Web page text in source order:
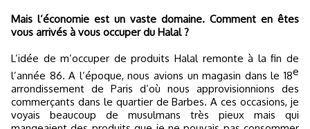
Mais l’économie est un vaste domaine. Comment en êtes
vous arrivés à vous occuper du Halal ?
L’idée de m’occuper de produits Halal remonte à la fin de
l’année 86. A l’époque, nous avions un magasin dans le 18e
arrondissement de Paris d’où nous approvisionnions des
commerçants dans le quartier de Barbes. A ces occasions, je
voyais beaucoup de musulmans très pieux mais qui